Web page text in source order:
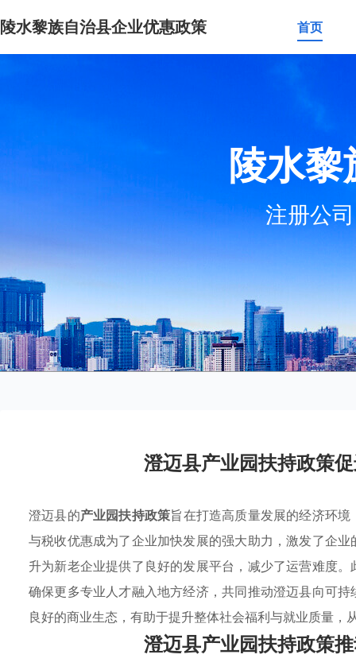
陵水黎族自治县企业优惠政策 首页
陵水
注册公
澄迈县产业园扶持政策
澄迈县的产业园扶持政策旨在打造高质量发展的经济环
与税收优惠成为了企业加快发展的强大助力，激发了企
升为新老企业提供了良好的发展平台，减少了运营难度
确保更多专业人才融入地方经济，共同推动澄迈县向可
良好的商业生态，有助于提升整体社会福利与就业质量，
澄迈县产业园扶持政策